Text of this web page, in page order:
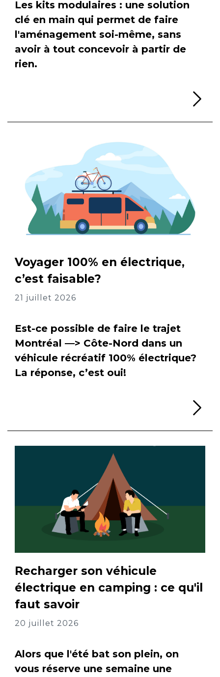
Les kits modulaires : une solution
clé en main qui permet de faire
l'aménagement soi-même, sans
avoir à tout concevoir à partir de
rien.
Voyager 100% en électrique,
c’est faisable?
21 juillet 2026
Est-ce possible de faire le trajet
Montréal —> Côte-Nord dans un
véhicule récréatif 100% électrique?
La réponse, c’est oui!
Recharger son véhicule
électrique en camping : ce qu'il
faut savoir
20 juillet 2026
Alors que l'été bat son plein, on
vous réserve une semaine une